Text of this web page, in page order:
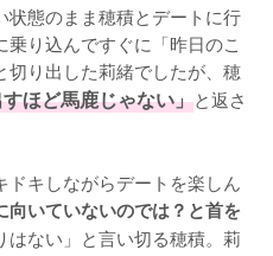
状態のまま穂積とデートに行
り込んですぐに「昨日のこ
切り出した莉緒でしたが、穂
ほど馬鹿じゃない」と返さ
キしながらデートを楽しん
向いていないのでは？と首を
はない」と言い切る穂積。莉